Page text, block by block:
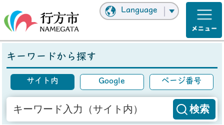
Language
キーワードから探す
サイト内 Google ページ番号